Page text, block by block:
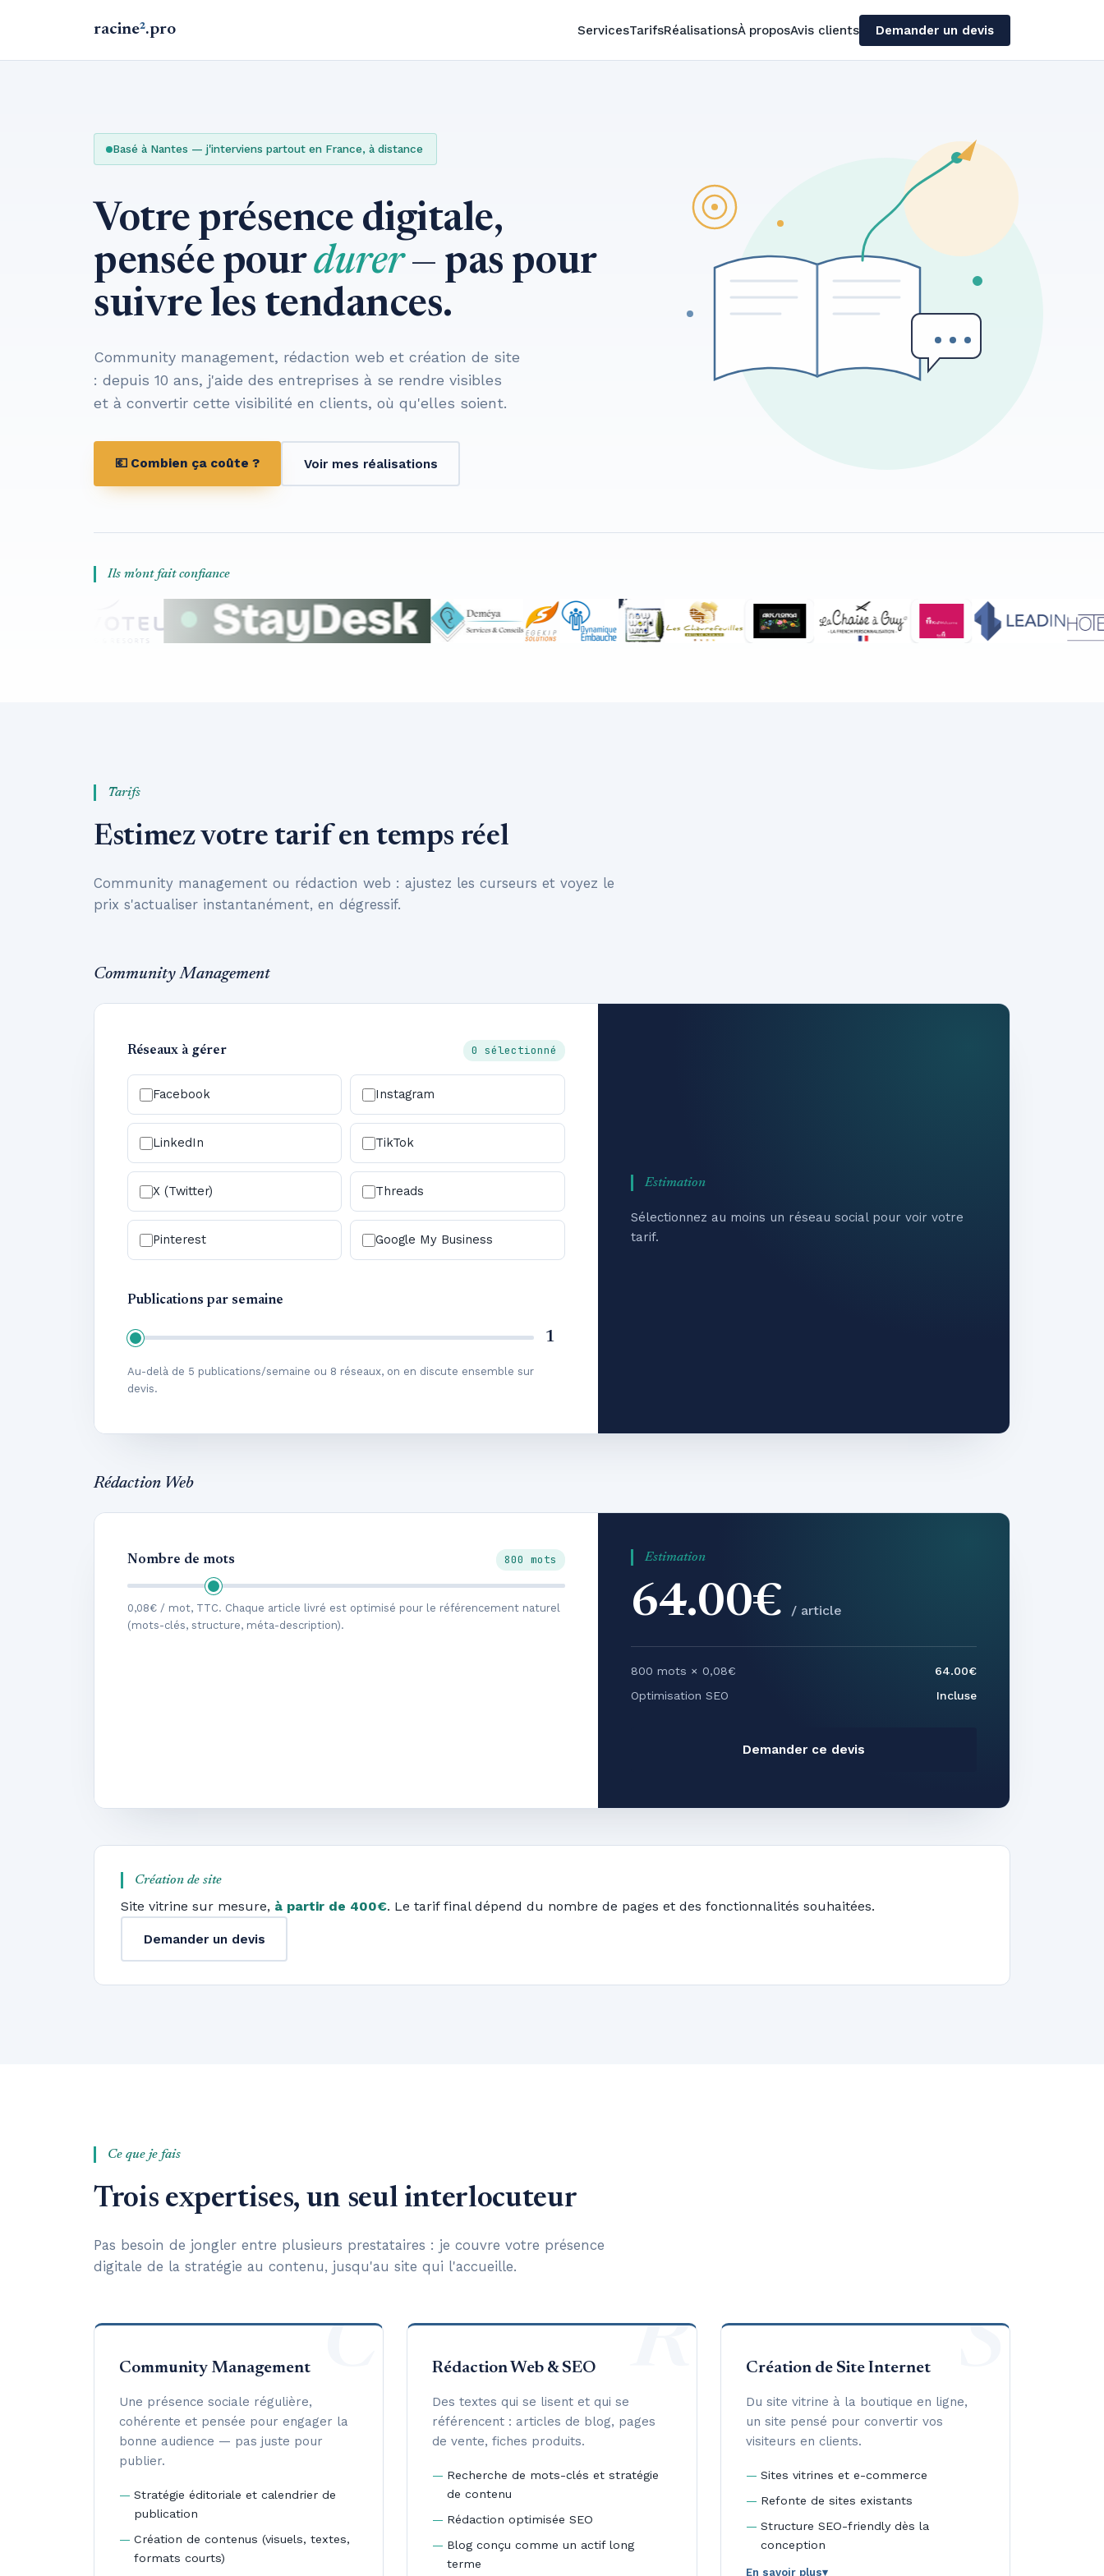
racine².pro ServicesTarifsRéalisationsÀ proposAvis clients Demander un devis
Basé à Nantes — j'interviens partout en France, à distance
Votre présence digitale,
pensée pourdurer— pas pour
suivre les tendances.
Community management, rédaction web et création de site
: depuis 10 ans, j'aide des entreprises à se rendre visibles
et à convertir cette visibilité en clients, où qu'elles soient.
💶 Combien ça coûte ? Voir mes réalisations
Ils m'ont fait confiance
Tarifs
Estimez votre tarif en temps réel
Community management ou rédaction web : ajustez les curseurs et voyez le
prix s'actualiser instantanément, en dégressif.
Community Management
Réseaux à gérer 0 sélectionné
Facebook Instagram
LinkedIn TikTok
X (Twitter) Threads
Pinterest Google My Business
Publications par semaine
1
Au-delà de 5 publications/semaine ou 8 réseaux, on en discute ensemble sur
devis.
Estimation
Sélectionnez au moins un réseau social pour voir votre
tarif.
Rédaction Web
Nombre de mots 800 mots
0,08€ / mot, TTC. Chaque article livré est optimisé pour le référencement naturel
(mots-clés, structure, méta-description).
Estimation
64.00€ / article
800 mots × 0,08€
64.00€
Optimisation SEO
Incluse
Demander ce devis
Création de site
Site vitrine sur mesure, à partir de 400€. Le tarif final dépend du nombre de pages et des fonctionnalités souhaitées.
Demander un devis
Ce que je fais
Trois expertises, un seul interlocuteur
Pas besoin de jongler entre plusieurs prestataires : je couvre votre présence
digitale de la stratégie au contenu, jusqu'au site qui l'accueille.
C
Community Management
Une présence sociale régulière,
cohérente et pensée pour engager la
bonne audience — pas juste pour
publier.
Stratégie éditoriale et calendrier de
publication
Création de contenus (visuels, textes,
formats courts)
R
Rédaction Web & SEO
Des textes qui se lisent et qui se
référencent : articles de blog, pages
de vente, fiches produits.
Recherche de mots-clés et stratégie
de contenu
Rédaction optimisée SEO
Blog conçu comme un actif long
terme
S
Création de Site Internet
Du site vitrine à la boutique en ligne,
un site pensé pour convertir vos
visiteurs en clients.
Sites vitrines et e-commerce
Refonte de sites existants
Structure SEO-friendly dès la
conception
En savoir plus▾